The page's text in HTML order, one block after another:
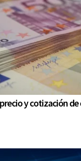
y cotización